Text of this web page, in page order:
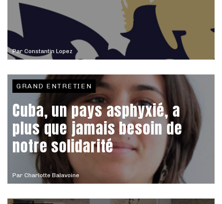
Par Constantin Lopez
Par Charlotte Balavoine
GRAND ENTRETIEN
Cuba, un pays asphyxié, a
plus que jamais besoin de
notre solidarité